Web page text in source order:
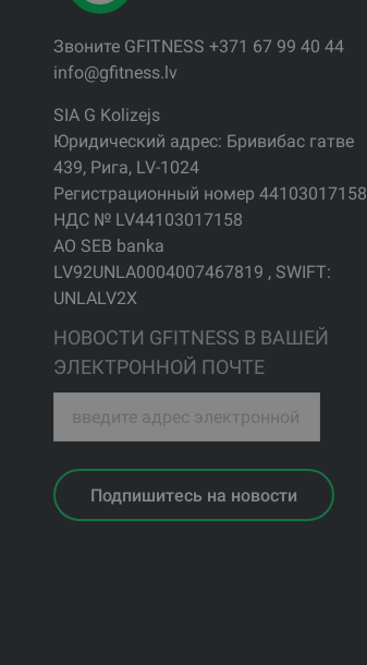
Звоните GFITNESS +371 67 99 40 44
info@gfitness.lv
SIA G Kolizejs
Юридический адрес: Бривибас гатве
439, Рига, LV-1024
Регистрационный номер 44103017158
НДС № LV44103017158
АО SEB banka
LV92UNLA0004007467819 , SWIFT:
UNLALV2X
НОВОСТИ GFITNESS В ВАШЕЙ
ЭЛЕКТРОННОЙ ПОЧТЕ
Подпишитесь на новости